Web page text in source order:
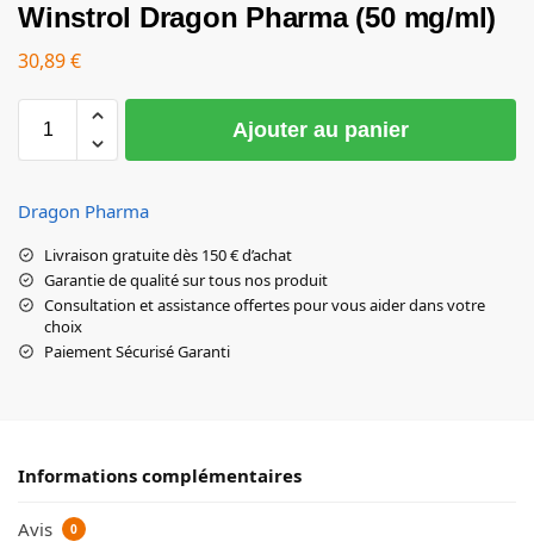
Winstrol Dragon Pharma (50 mg/ml)
30,89€
Ajouter au panier
Dragon Pharma
Livraison gratuite dès 150 € d’achat
Garantie de qualité sur tous nos produit
Consultation et assistance offertes pour vous aider dans votre
choix
Paiement Sécurisé Garanti
Informations complémentaires
Avis 0